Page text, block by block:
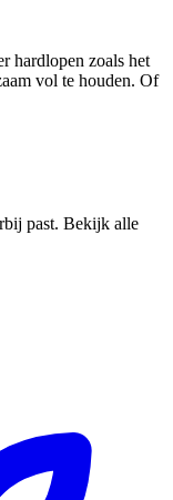
hardlopen zoals het
vol te houden. Of
past. Bekijk alle